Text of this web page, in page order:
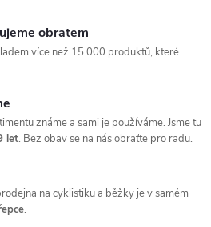
obratem
více než 15.000 produktů, které
známe a sami je používáme. Jsme tu
let. Bez obav se na nás obraťte pro radu.
na cyklistiku a běžky je v samém
.